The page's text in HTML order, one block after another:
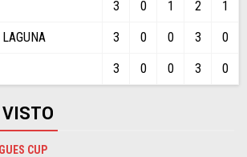
3 0 1 2 1
3 0 0 3 0
3 0 0 3 0
CUP